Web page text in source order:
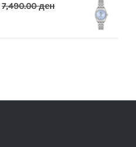
7,490.00ден